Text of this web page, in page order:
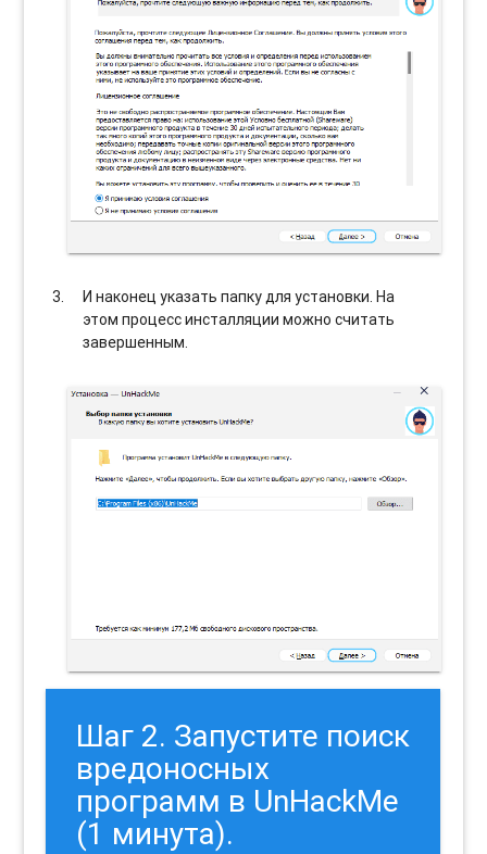
И наконец указать папку для установки. На
этом процесс инсталляции можно считать
завершенным.
Шаг 2. Запустите поиск
вредоносных
программ в UnHackMe
(1 минута).